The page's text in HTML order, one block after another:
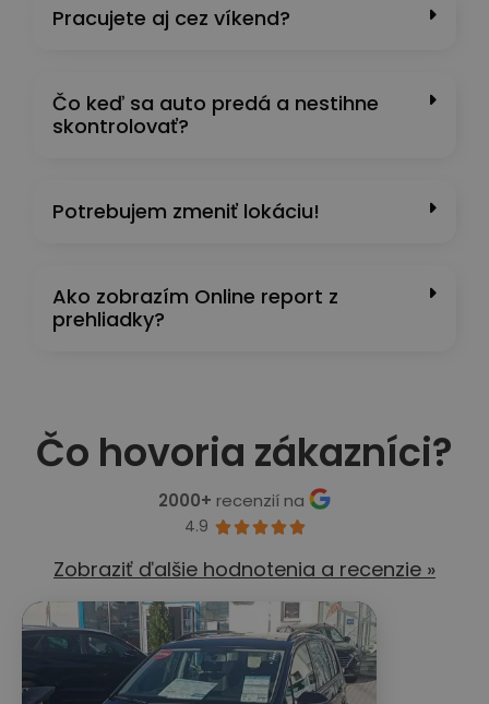
Pracujete aj cez víkend?
Čo keď sa auto predá a nestihne
skontrolovať?
Potrebujem zmeniť lokáciu!
Ako zobrazím Online report z
prehliadky?
Čo hovoria zákazníci?
2000+ recenzií na
4.9 
Zobraziť ďalšie hodnotenia a recenzie »